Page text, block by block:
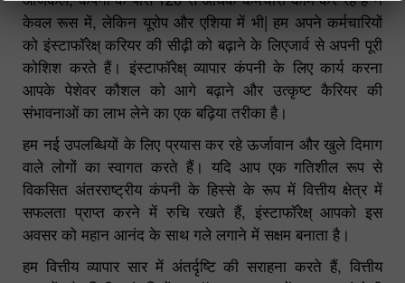
आजकल, कंपनी के पास 120 से अधिक कर्मचारी काम कर रहे हैं न
केवल रूस में, लेकिन यूरोप और एशिया में भी| हम अपने कर्मचारियों
को इंस्टाफॉरेक्ष् करियर की सीढ़ी को बढ़ाने के लिएजार्व से अपनी पूरी
कोशिश करते हैं। इंस्टाफॉरेक्ष् व्यापार कंपनी के लिए कार्य करना
आपके पेशेवर कौशल को आगे बढ़ाने और उत्कृष्ट कैरियर की
संभावनाओं का लाभ लेने का एक बढ़िया तरीका है।
हम नई उपलब्धियों के लिए प्रयास कर रहे ऊर्जावान और खुले दिमाग
वाले लोगों का स्वागत करते हैं। यदि आप एक गतिशील रूप से
विकसित अंतरराष्ट्रीय कंपनी के हिस्से के रूप में वित्तीय क्षेत्र में
सफलता प्राप्त करने में रुचि रखते हैं, इंस्टाफॉरेक्ष् आपको इस
अवसर को महान आनंद के साथ गले लगाने में सक्षम बनाता है।